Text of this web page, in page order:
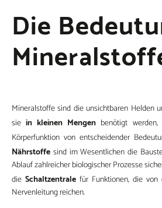
Die
Mineralstoffe sind die unsichtbaren Helden
sie in kleinen Mengen benötigt
Körperfunktion von entscheidender
Nährstoffe sind im Wesentlichen die
Ablauf zahlreicher biologischer Prozesse
die Schaltzentrale für Funktionen, die
Nervenleitung reichen.